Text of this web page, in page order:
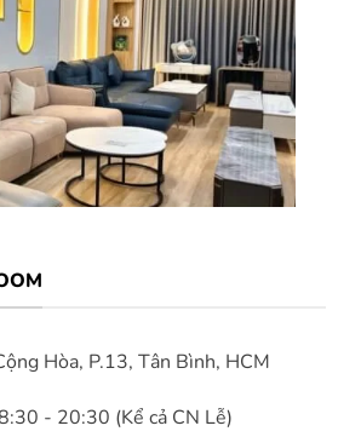
Hòa, P.13, Tân Bình, HCM
- 20:30 (Kể cả CN Lễ)